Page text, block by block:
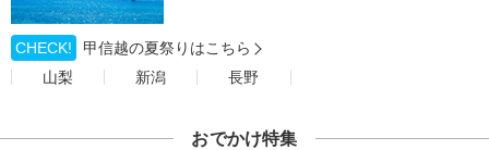
CHECK!
甲信越の夏祭りはこちら
山梨
新潟 長野
おでかけ特集